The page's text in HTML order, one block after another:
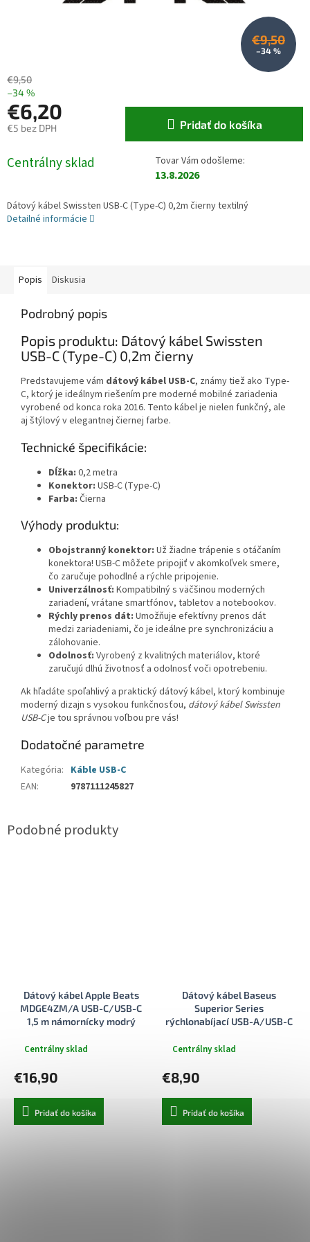
€9,50
–34 %
€9,50
–34 %
€6,20
€5 bez DPH
Centrálny sklad
13.8.2026
Pridať do košíka
Dátový kábel Swissten USB-C (Type-C) 0,2m čierny textilný
Detailné informácie
Popis Diskusia
Podrobný popis
Popis produktu: Dátový kábel Swissten
USB-C (Type-C) 0,2m čierny
Predstavujeme vám dátový kábel USB-C, známy tiež ako Type-
C, ktorý je ideálnym riešením pre moderné mobilné zariadenia
vyrobené od konca roka 2016. Tento kábel je nielen funkčný, ale
aj štýlový v elegantnej čiernej farbe.
Technické špecifikácie:
Dĺžka: 0,2 metra
Konektor: USB-C (Type-C)
Farba: Čierna
Výhody produktu:
Obojstranný konektor: Už žiadne trápenie s otáčaním
konektora! USB-C môžete pripojiť v akomkoľvek smere,
čo zaručuje pohodlné a rýchle pripojenie.
Univerzálnosť: Kompatibilný s väčšinou moderných
zariadení, vrátane smartfónov, tabletov a notebookov.
Rýchly prenos dát: Umožňuje efektívny prenos dát
medzi zariadeniami, čo je ideálne pre synchronizáciu a
zálohovanie.
Odolnosť: Vyrobený z kvalitných materiálov, ktoré
zaručujú dlhú životnosť a odolnosť voči opotrebeniu.
Ak hľadáte spoľahlivý a praktický dátový kábel, ktorý kombinuje
moderný dizajn s vysokou funkčnosťou, dátový kábel Swissten
USB-Cje tou správnou voľbou pre vás!
Dodatočné parametre
Kategória: Káble USB-C
EAN: 9787111245827
Dátový kábel Apple Beats
MDGE4ZM/A USB-C/USB-C
1,5 m námornícky modrý
Centrálny sklad
€16,90
Pridať do košíka
Dátový kábel Baseus
Superior Series
rýchlonabíjací USB-A/USB-C
Centrálny sklad
€8,90
Pridať do košíka